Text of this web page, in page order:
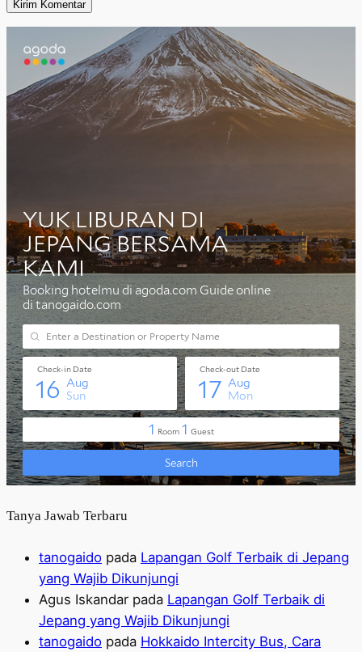
Tanya Jawab Terbaru
tanogaido pada Lapangan Golf Terbaik di Jepang
yang Wajib Dikunjungi
Agus Iskandar pada Lapangan Golf Terbaik di
Jepang yang Wajib Dikunjungi
tanogaido pada Hokkaido Intercity Bus, Cara